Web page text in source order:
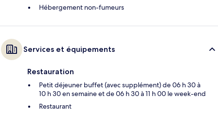
Hébergement non-fumeurs
Services et équipements
Restauration
Petit déjeuner buffet (avec supplément) de 06 h 30 à
10 h 30 en semaine et de 06 h 30 à 11 h 00 le week-end
Restaurant